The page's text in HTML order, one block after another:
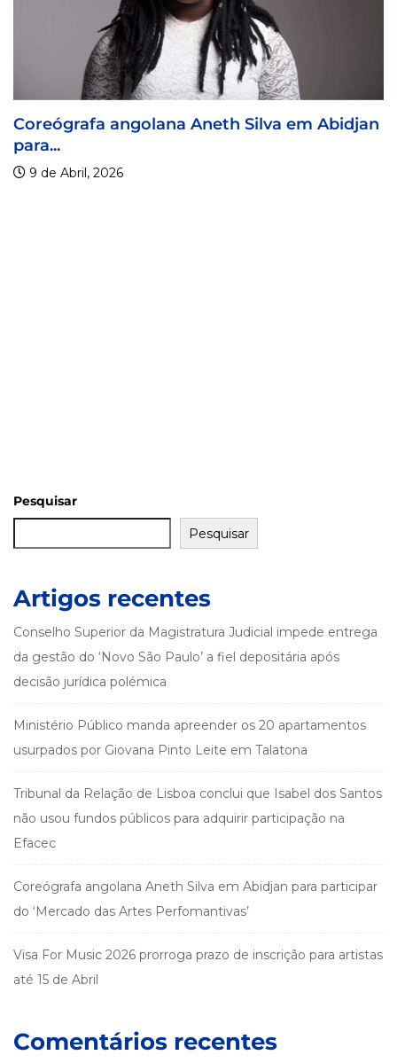
em Abidjan Visa For Music 2026 prorroga
Pesquisar
Pesquisar
Artigos recentes
Conselho Superior da Magistratura Judicial impede entrega
da gestão do ‘Novo São Paulo’ a fiel depositária após
decisão jurídica polémica
Ministério Público manda apreender os 20 apartamentos
usurpados por Giovana Pinto Leite em Talatona
Tribunal da Relação de Lisboa conclui que Isabel dos Santos
não usou fundos públicos para adquirir participação na
Efacec
Coreógrafa angolana Aneth Silva em Abidjan para participar
do ‘Mercado das Artes Perfomantivas’
Visa For Music 2026 prorroga prazo de inscrição para artistas
até 15 de Abril
Comentários recentes